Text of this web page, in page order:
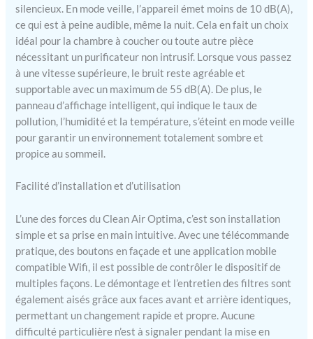
avec une efficacité de
99,97 %. Capteur
intelligent de particules et
purificateur d'air
numérique Le capteur
intelligent intégré mesure
et régule automatiquement
la qualité de l'air. Le
ventilateur anticipe
automatiquement l'air
capteur à 3 vitesses. Le
CA-509Pro Smart donne
un retour automatique et
précis sur la qualité de l'air
actuelle via le moniteur
numérique en mesurant le
niveau PM2.5, la
température et l'humidité
de la pièce. Design
compact et facile à utiliser
silencieux. En mode veille, l’appareil émet moins de 10 dB(A),
ce qui est à peine audible, même la nuit. Cela en fait un choix
idéal pour la chambre à coucher ou toute autre pièce
nécessitant un purificateur non intrusif. Lorsque vous passez
à une vitesse supérieure, le bruit reste agréable et
supportable avec un maximum de 55 dB(A). De plus, le
panneau d’affichage intelligent, qui indique le taux de
pollution, l’humidité et la température, s’éteint en mode veille
pour garantir un environnement totalement sombre et
propice au sommeil.
Facilité d’installation et d’utilisation
L’une des forces du Clean Air Optima, c’est son installation
simple et sa prise en main intuitive. Avec une télécommande
pratique, des boutons en façade et une application mobile
compatible Wifi, il est possible de contrôler le dispositif de
multiples façons. Le démontage et l’entretien des filtres sont
également aisés grâce aux faces avant et arrière identiques,
permettant un changement rapide et propre. Aucune
difficulté particulière n’est à signaler pendant la mise en